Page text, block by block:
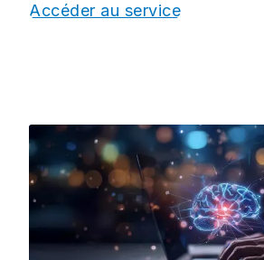
Accéder au service